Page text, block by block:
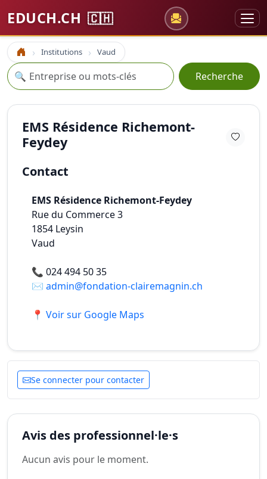
EDUCH.CH 🇨🇭
Accueil Institutions Vaud
Recherche
🔍 Recherche
EMS Résidence Richemont-
Feydey
Contact
EMS Résidence Richemont-Feydey
Rue du Commerce 3
1854 Leysin
Vaud
📞 024 494 50 35
✉️ admin@fondation-clairemagnin.ch
📍 Voir sur Google Maps
Se connecter pour contacter
Avis des professionnel·le·s
Aucun avis pour le moment.